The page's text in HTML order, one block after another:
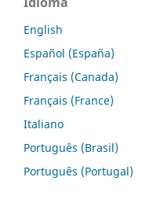
English
Español (España)
Français (Canada)
Français (France)
Italiano
Português (Brasil)
Português (Portugal)